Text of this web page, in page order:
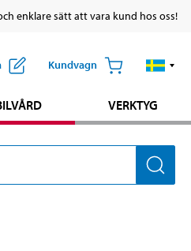
enklare sätt att vara kund hos oss!
Kundvagn
VERKTYG